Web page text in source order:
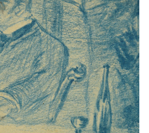
Kunst
Trügerische Idyllen
Buch und Schrift in der Kunst
Sehnsucht Süden
Walter Becker